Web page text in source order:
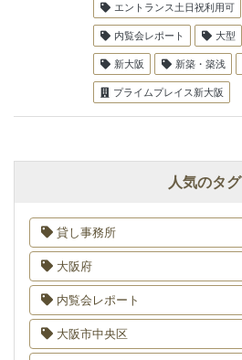
エントランス土日祝利用可
内覧会レポート 大型
新大阪 新築・築浅
プライムプレイス新大阪
人気のタグ
貸し事務所
大阪府
内覧会レポート
大阪市中央区